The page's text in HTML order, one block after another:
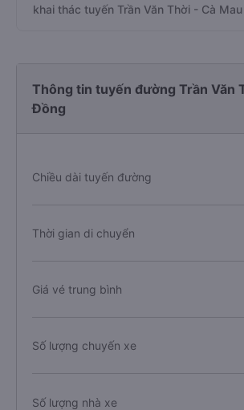
khai thác tuyến Trần Văn Thời - Cà
Thông tin tuyến đường Trần Văn
Đồng
Chiều dài tuyến đường
Thời gian di chuyển
Giá vé trung bình
Số lượng chuyến xe
Số lượng nhà xe